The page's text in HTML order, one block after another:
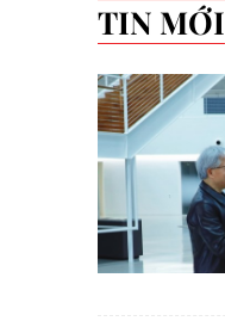
TIN MỚI